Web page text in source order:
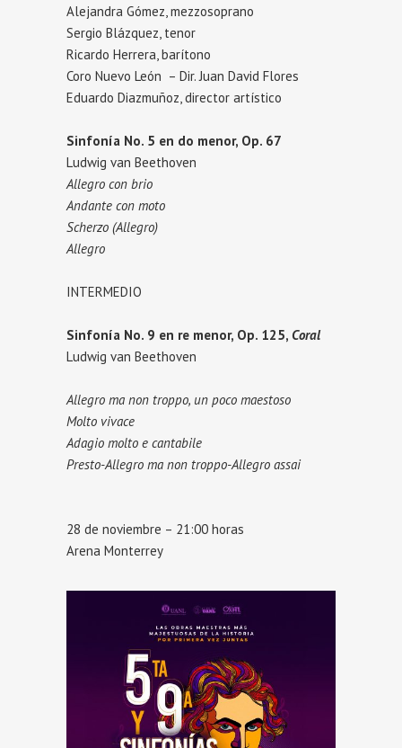
Alejandra Gómez, mezzosoprano
Sergio Blázquez, tenor
Ricardo Herrera, barítono
Coro Nuevo León – Dir. Juan David Flores
Eduardo Diazmuñoz, director artístico
Sinfonía No. 5 en do menor, Op. 67
Ludwig van Beethoven
Allegro con brio
Andante con moto
Scherzo (Allegro)
Allegro
INTERMEDIO
Sinfonía No. 9 en re menor, Op. 125, Coral
Ludwig van Beethoven
Allegro ma non troppo, un poco maestoso
Molto vivace
Adagio molto e cantabile
Presto-Allegro ma non troppo-Allegro assai
28 de noviembre – 21:00 horas
Arena Monterrey